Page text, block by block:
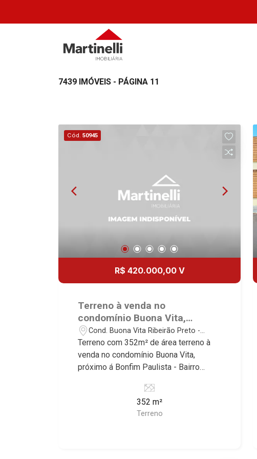
7439 IMÓVEIS - PÁGINA 11
Cód. 50945
R$ 420.000,00 V
Terreno à venda no
condomínio Buona Vita,
próximo á Bonfim Paulista -
Ribeirão Preto/SP.
Cond. Buona Vita Ribeirão Preto -
Ribeirão Preto/SP
Terreno com 352m² de área terreno à
venda no condomínio Buona Vita,
próximo á Bonfim Paulista - Bairro
Ribeirão Preto/SP. Conheça as
características deste imóvel que a
Martinelli Imobiliária selecionou para
352 m²
Terreno